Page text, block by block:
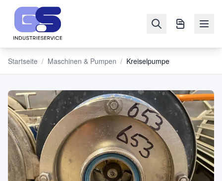
NAVIGATION
Maschinen
&
Pumpen
Startseite / Maschinen & Pumpen / Kreiselpumpe